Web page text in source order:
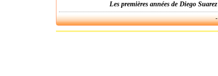
Les premières années de Diego